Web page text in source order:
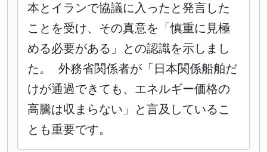
本とイランで協議に入ったと発言した
ことを受け、その真意を「慎重に見極
める必要がある」との認識を示しまし
た。 外務省関係者が「日本関係船舶だ
けが通過できても、エネルギー価格の
高騰は収まらない」と言及しているこ
とも重要です。